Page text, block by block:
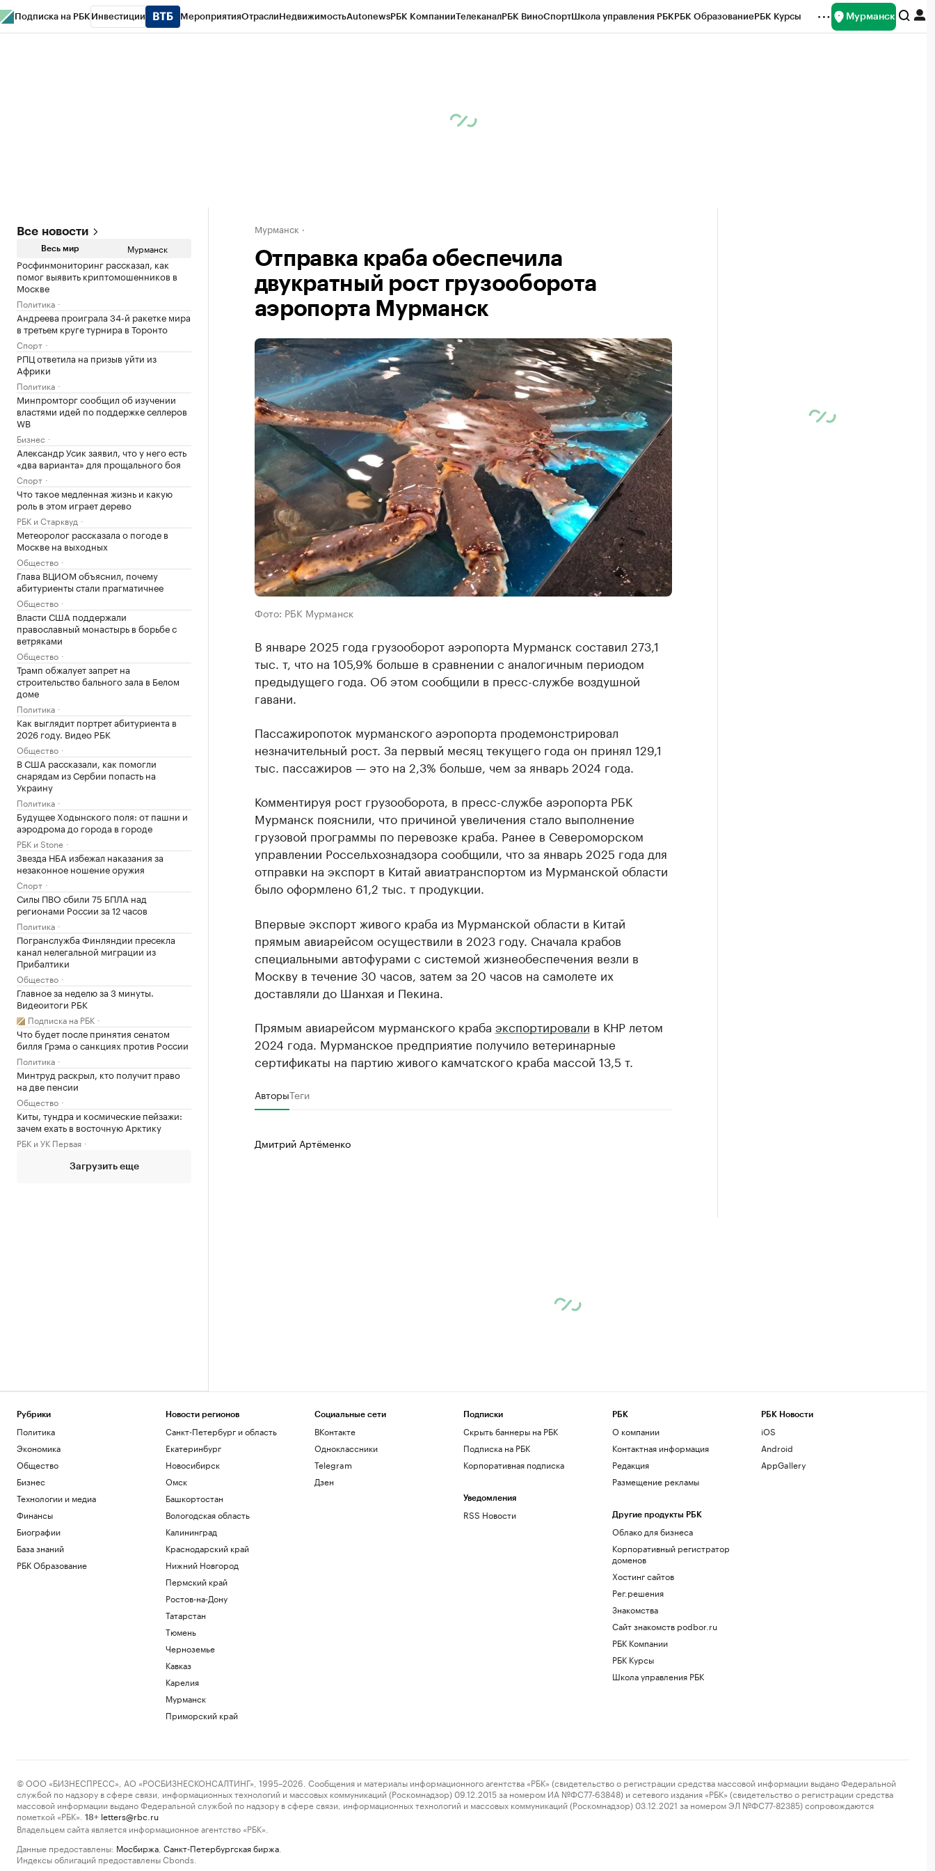
Подписка на РБК Инвестиции МероприятияОтраслиНедвижимостьAutonewsРБК КомпанииТелеканалРБК ВиноСпортШкола управления РБКРБК ОбразованиеРБК Курсы Мурманск
Все новости
Весь мир Мурманск
Росфинмониторинг рассказал, как
помог выявить криптомошенников в
Москве
Политика
Андреева проиграла 34-й ракетке мира
в третьем круге турнира в Торонто
Спорт
РПЦ ответила на призыв уйти из
Африки
Политика
Минпромторг сообщил об изучении
властями идей по поддержке селлеров
WB
Бизнес
Александр Усик заявил, что у него есть
«два варианта» для прощального боя
Спорт
Что такое медленная жизнь и какую
роль в этом играет дерево
РБК и Старквуд
Метеоролог рассказала о погоде в
Москве на выходных
Общество
Глава ВЦИОМ объяснил, почему
абитуриенты стали прагматичнее
Общество
Власти США поддержали
православный монастырь в борьбе с
ветряками
Общество
Трамп обжалует запрет на
строительство бального зала в Белом
доме
Политика
Как выглядит портрет абитуриента в
2026 году. Видео РБК
Общество
В США рассказали, как помогли
снарядам из Сербии попасть на
Украину
Политика
Будущее Ходынского поля: от пашни и
аэродрома до города в городе
РБК и Stone
Звезда НБА избежал наказания за
незаконное ношение оружия
Спорт
Силы ПВО сбили 75 БПЛА над
регионами России за 12 часов
Политика
Погранслужба Финляндии пресекла
канал нелегальной миграции из
Прибалтики
Общество
Главное за неделю за 3 минуты.
Видеоитоги РБК
Подписка на РБК
Что будет после принятия сенатом
билля Грэма о санкциях против России
Политика
Минтруд раскрыл, кто получит право
на две пенсии
Общество
Киты, тундра и космические пейзажи:
зачем ехать в восточную Арктику
РБК и УК Первая
Загрузить еще
Мурманск
Отправка краба обеспечила
двукратный рост грузооборота
аэропорта Мурманск
Фото: РБК Мурманск
В январе 2025 года грузооборот аэропорта Мурманск составил 273,1
тыс. т, что на 105,9% больше в сравнении с аналогичным периодом
предыдущего года. Об этом сообщили в пресс-службе воздушной
гавани.
Пассажиропоток мурманского аэропорта продемонстрировал
незначительный рост. За первый месяц текущего года он принял 129,1
тыс. пассажиров — это на 2,3% больше, чем за январь 2024 года.
Комментируя рост грузооборота, в пресс-службе аэропорта РБК
Мурманск пояснили, что причиной увеличения стало выполнение
грузовой программы по перевозке краба. Ранее в Североморском
управлении Россельхознадзора сообщили, что за январь 2025 года для
отправки на экспорт в Китай авиатранспортом из Мурманской области
было оформлено 61,2 тыс. т продукции.
Впервые экспорт живого краба из Мурманской области в Китай
прямым авиарейсом осуществили в 2023 году. Сначала крабов
специальными автофурами с системой жизнеобеспечения везли в
Москву в течение 30 часов, затем за 20 часов на самолете их
доставляли до Шанхая и Пекина.
Прямым авиарейсом мурманского краба экспортировали в КНР летом
2024 года. Мурманское предприятие получило ветеринарные
сертификаты на партию живого камчатского краба массой 13,5 т.
АвторыТеги
Дмитрий Артёменко
Рубрики
Политика
Экономика
Общество
Бизнес
Технологии и медиа
Финансы
Биографии
База знаний
РБК Образование
Новости регионов
Санкт-Петербург и область
Екатеринбург
Новосибирск
Омск
Башкортостан
Вологодская область
Калининград
Краснодарский край
Нижний Новгород
Пермский край
Ростов-на-Дону
Татарстан
Тюмень
Черноземье
Кавказ
Карелия
Мурманск
Приморский край
Социальные сети
ВКонтакте
Одноклассники
Telegram
Дзен
Подписки
Скрыть баннеры на РБК
Подписка на РБК
Корпоративная подписка
Уведомления
RSS Новости
РБК
О компании
Контактная информация
Редакция
Размещение рекламы
Другие продукты РБК
Облако для бизнеса
Корпоративный регистратор
доменов
Хостинг сайтов
Рег.решения
Знакомства
Сайт знакомств podbor.ru
РБК Компании
РБК Курсы
Школа управления РБК
РБК Новости
iOS
Android
AppGallery
© ООО «БИЗНЕСПРЕСС», АО «РОСБИЗНЕСКОНСАЛТИНГ», 1995–2026. Сообщения и материалы информационного агентства «РБК» (свидетельство о регистрации средства массовой информации выдано Федеральной
службой по надзору в сфере связи, информационных технологий и массовых коммуникаций (Роскомнадзор) 09.12.2015 за номером ИА №ФС77-63848) и сетевого издания «РБК» (свидетельство о регистрации средства
массовой информации выдано Федеральной службой по надзору в сфере связи, информационных технологий и массовых коммуникаций (Роскомнадзор) 03.12.2021 за номером ЭЛ №ФС77-82385) сопровождаются
пометкой «РБК».
18+ letters@rbc.ru
Владельцем сайта является информационное агентство «РБК».
Данные предоставлены: Мосбиржа Санкт-Петербургская биржа
Индексы облигаций предоставлены Cbonds.